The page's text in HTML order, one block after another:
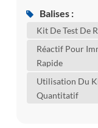
l'hémoglobine.
globules
montre quelle
attaché à
Balises :
Kit De Test De
Réactif Pour
Rapide
Utilisation Du
Quantitatif